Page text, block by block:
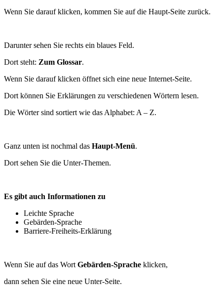
Wenn Sie darauf klicken, kommen Sie auf die Haupt-Seite zurück.
Darunter sehen Sie rechts ein blaues Feld.
Dort steht: Zum Glossar.
Wenn Sie darauf klicken öffnet sich eine neue Internet-Seite.
Dort können Sie Erklärungen zu verschiedenen Wörtern lesen.
Die Wörter sind sortiert wie das Alphabet: A – Z.
Ganz unten ist nochmal das Haupt-Menü.
Dort sehen Sie die Unter-Themen.
Es gibt auch Informationen zu
Leichte Sprache
Gebärden-Sprache
Barriere-Freiheits-Erklärung
Wenn Sie auf das Wort Gebärden-Sprache klicken,
dann sehen Sie eine neue Unter-Seite.